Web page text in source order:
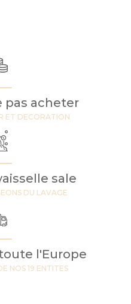
pas acheter
ET DECORATION
sale
DU LAVAGE
l'Europe
NOS 19 ENTITES